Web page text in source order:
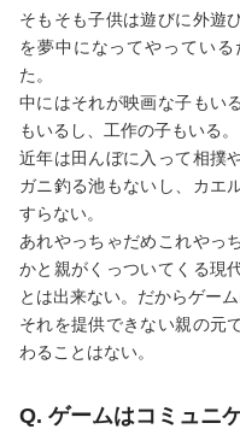
そもそも子供は遊びに外遊
を夢中になってやってい
た。
中にはそれが映画な子もい
もいるし、工作の子もいる。
近年は田んぼに入って相撲
ガニ釣る池もないし、カエ
すらない。
あれやっちゃだめこれやっ
かと親がくっついてくる現
とは出来ない。だからゲーム
それを提供できない親の元
わることはない。
Q. ゲームはコミュニ